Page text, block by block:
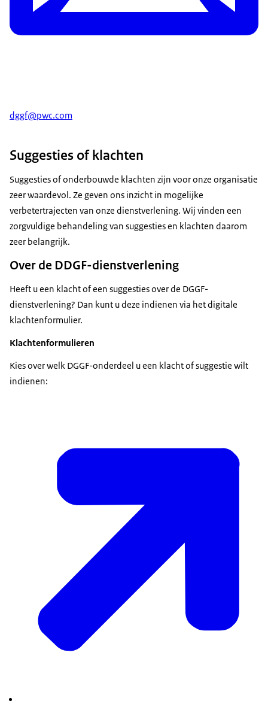
dggf@pwc.com
Suggesties of klachten
Suggesties of onderbouwde klachten zijn voor onze organisatie
zeer waardevol. Ze geven ons inzicht in mogelijke
verbetertrajecten van onze dienstverlening. Wij vinden een
zorgvuldige behandeling van suggesties en klachten daarom
zeer belangrijk.
Over de DDGF-dienstverlening
Heeft u een klacht of een suggesties over de DGGF-
dienstverlening? Dan kunt u deze indienen via het digitale
klachtenformulier.
Klachtenformulieren
Kies over welk DGGF-onderdeel u een klacht of suggestie wilt
indienen: